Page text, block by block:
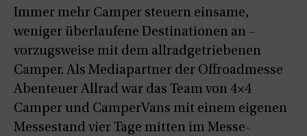
Immer mehr Camper steuern einsame,
weniger überlaufene Destinationen an –
vorzugsweise mit dem allradgetriebenen
Camper. Als Mediapartner der Offroadmesse
Abenteuer Allrad war das Team von 4×4
Camper und CamperVans mit einem eigenen
Messestand vier Tage mitten im Messe-